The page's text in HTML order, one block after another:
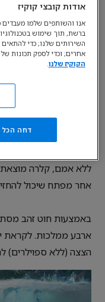
בחג המולד,
נהנות
האגוזים.
בגרסה חדשה
פנטסטית
במלכותיות,
מפצח האגוזים
ללא אמם, קלרה
אחר מפתח שיכול
באמצעות חוט זהב
ארבע ממלכות. לקראת
הצצה (ללא ספוילרים)
אודות קובצי קוקיז
אנו והשותפים שלמו
ברשת, תוך שימוש
השירותים שלנו; כדי
אחרים; וכדי לספק תכונות
הקוקיז שלנו.
דחה הכל